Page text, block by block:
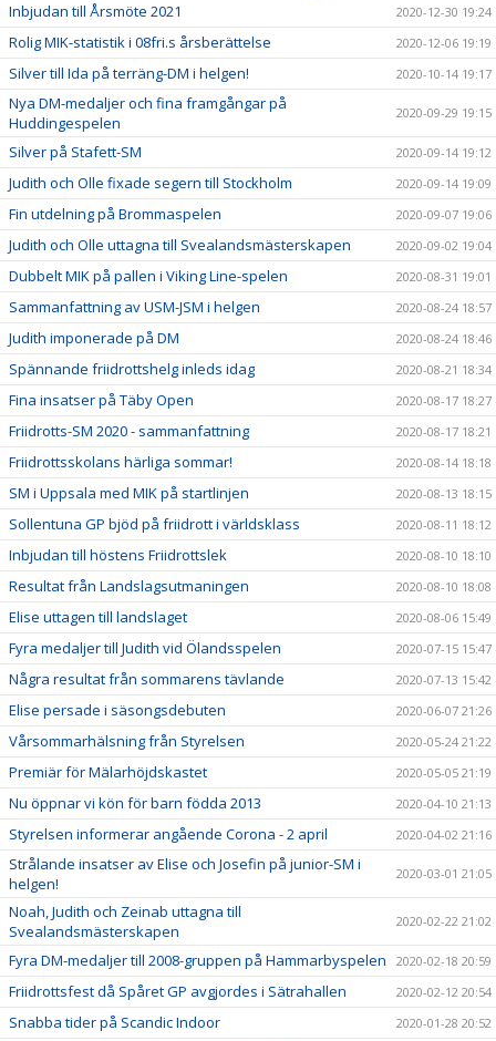
Inbjudan till Årsmöte 2021 2020-12-30 19:24
Rolig MIK-statistik i 08fri.s årsberättelse 2020-12-06 19:19
Silver till Ida på terräng-DM i helgen! 2020-10-14 19:17
Nya DM-medaljer och fina framgångar på
Huddingespelen
2020-09-29 19:15
Silver på Stafett-SM 2020-09-14 19:12
Judith och Olle fixade segern till Stockholm 2020-09-14 19:09
Fin utdelning på Brommaspelen 2020-09-07 19:06
Judith och Olle uttagna till Svealandsmästerskapen 2020-09-02 19:04
Dubbelt MIK på pallen i Viking Line-spelen 2020-08-31 19:01
Sammanfattning av USM-JSM i helgen 2020-08-24 18:57
Judith imponerade på DM 2020-08-24 18:46
Spännande friidrottshelg inleds idag 2020-08-21 18:34
Fina insatser på Täby Open 2020-08-17 18:27
Friidrotts-SM 2020 - sammanfattning 2020-08-17 18:21
Friidrottsskolans härliga sommar! 2020-08-14 18:18
SM i Uppsala med MIK på startlinjen 2020-08-13 18:15
Sollentuna GP bjöd på friidrott i världsklass 2020-08-11 18:12
Inbjudan till höstens Friidrottslek 2020-08-10 18:10
Resultat från Landslagsutmaningen 2020-08-10 18:08
Elise uttagen till landslaget 2020-08-06 15:49
Fyra medaljer till Judith vid Ölandsspelen 2020-07-15 15:47
Några resultat från sommarens tävlande 2020-07-13 15:42
Elise persade i säsongsdebuten 2020-06-07 21:26
Vårsommarhälsning från Styrelsen 2020-05-24 21:22
Premiär för Mälarhöjdskastet 2020-05-05 21:19
Nu öppnar vi kön för barn födda 2013 2020-04-10 21:13
Styrelsen informerar angående Corona - 2 april 2020-04-02 21:16
Strålande insatser av Elise och Josefin på junior-SM i
helgen!
2020-03-01 21:05
Noah, Judith och Zeinab uttagna till
Svealandsmästerskapen
2020-02-22 21:02
Fyra DM-medaljer till 2008-gruppen på Hammarbyspelen 2020-02-18 20:59
Friidrottsfest då Spåret GP avgjordes i Sätrahallen 2020-02-12 20:54
Snabba tider på Scandic Indoor 2020-01-28 20:52